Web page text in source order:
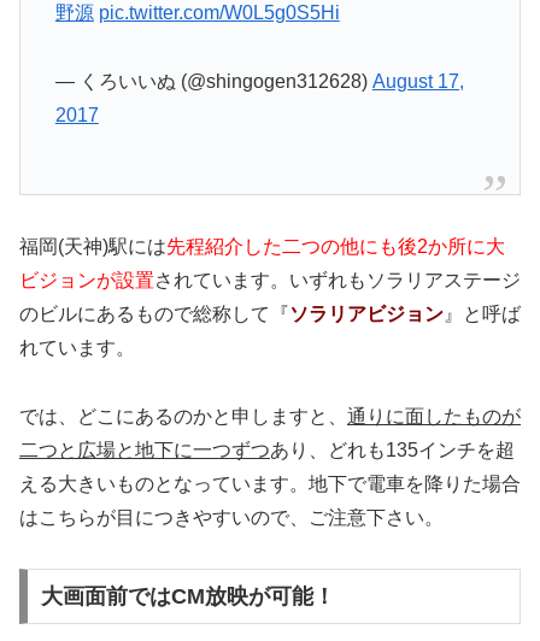
野源 pic.twitter.com/W0L5g0S5Hi
— くろいいぬ (@shingogen312628) August 17,
2017
福岡(天神)駅には先程紹介した二つの他にも後2か所に大
ビジョンが設置されています。いずれもソラリアステージ
のビルにあるもので総称して『ソラリアビジョン 』と呼ば
れています。
では、どこにあるのかと申しますと、 通りに面したものが
二つと広場と地下に一つずつあり、どれも135インチを超
える大きいものとなっています。地下で電車を降りた場合
はこちらが目につきやすいので、ご注意下さい。
大画面前ではCM放映が可能！